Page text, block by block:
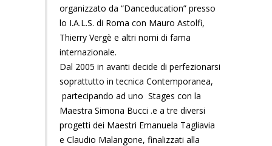
organizzato da “Danceducation” presso
lo I.A.L.S. di Roma con Mauro Astolfi,
Thierry Vergè e altri nomi di fama
internazionale.
Dal 2005 in avanti decide di perfezionarsi
soprattutto in tecnica Contemporanea,
partecipando ad uno Stages con la
Maestra Simona Bucci .e a tre diversi
progetti dei Maestri Emanuela Tagliavia
e Claudio Malangone, finalizzati alla